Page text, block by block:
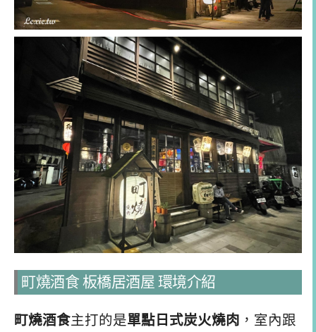
町燒酒食 板橋居酒屋 環境介紹
町燒酒食主打的是單點日式炭火燒肉 ，室內跟